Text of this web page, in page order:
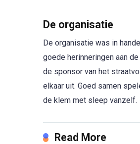
De organisatie
De organisatie was in
goede herinneringen aan
de sponsor van het
elkaar uit. Goed samen
de klem met sleep vanzelf.
Read More